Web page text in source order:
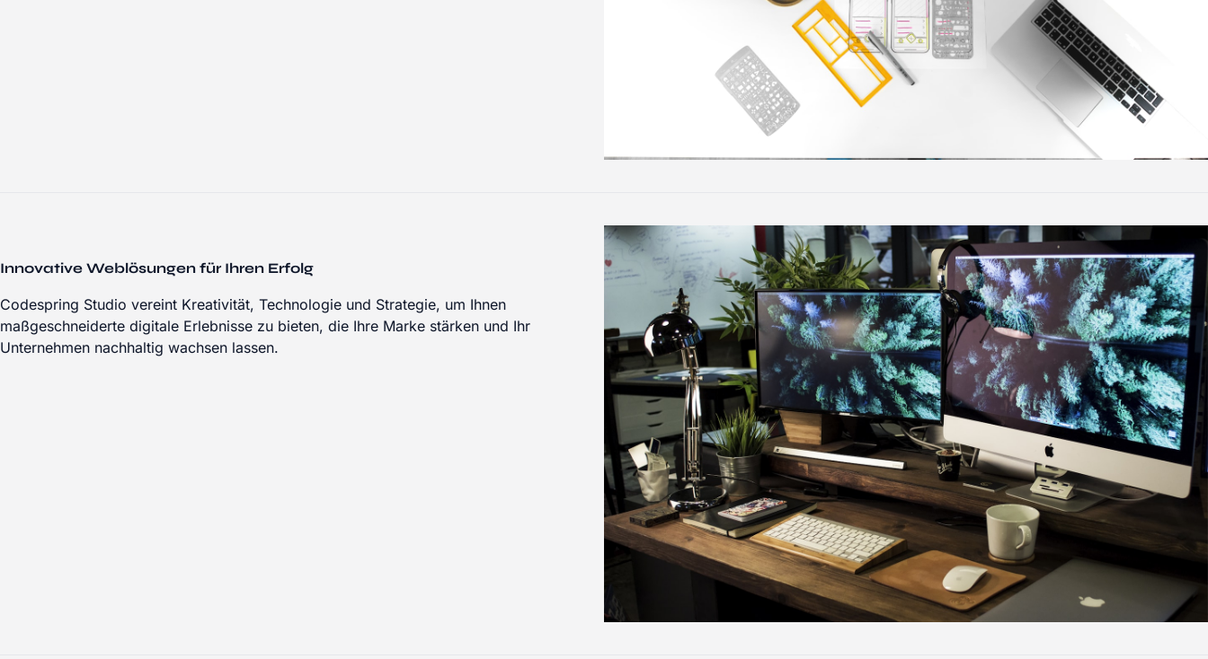
Innovative Weblösungen für Ihren Erfolg
Codespring Studio vereint Kreativität, Technologie und Strategie, um Ihnen
maßgeschneiderte digitale Erlebnisse zu bieten, die Ihre Marke stärken und Ihr
Unternehmen nachhaltig wachsen lassen.